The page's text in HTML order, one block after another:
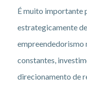
É muito importante
estrategicamente
empreendedorismo
constantes,
direcionamento de